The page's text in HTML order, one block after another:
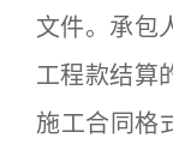
文件。承包
工程款结算
施工合同格